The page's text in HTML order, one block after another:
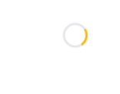
Loading...